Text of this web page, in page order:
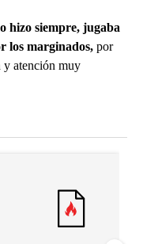
hizo siempre, jugaba
los marginados, por
y atención muy
executive orders that